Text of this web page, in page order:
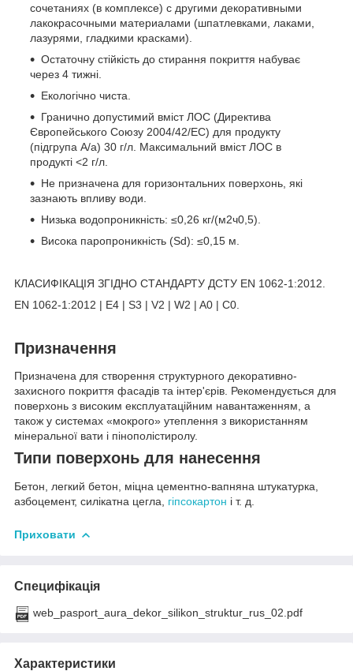
сочетаниях (в комплексе) с другими декоративными
лакокрасочными материалами (шпатлевками, лаками,
лазурями, гладкими красками).
Остаточну стійкість до стирання покриття набуває
через 4 тижні.
Екологічно чиста.
Гранично допустимий вміст ЛОС (Директива
Європейського Союзу 2004/42/EC) для продукту
(підгрупа A/а) 30 г/л. Максимальний вміст ЛОС в
продукті <2 г/л.
Не призначена для горизонтальних поверхонь, які
зазнають впливу води.
Низька водопроникність: ≤0,26 кг/(м2ч0,5).
Висока паропроникність (Sd): ≤0,15 м.
КЛАСИФІКАЦІЯ ЗГІДНО СТАНДАРТУ ДСТУ EN 1062-1:2012.
EN 1062-1:2012 | E4 | S3 | V2 | W2 | A0 | С0.
Призначення
Призначена для створення структурного декоративно-
захисного покриття фасадів та інтер'єрів. Рекомендується для
поверхонь з високим експлуатаційним навантаженням, а
також у системах «мокрого» утеплення з використанням
мінеральної вати і пінополістиролу.
Типи поверхонь для нанесення
Бетон, легкий бетон, міцна цементно-вапняна штукатурка,
азбоцемент, силікатна цегла, гіпсокартон і т. д.
Приховати
Специфікація
web_pasport_aura_dekor_silikon_struktur_rus_02.pdf
Характеристики